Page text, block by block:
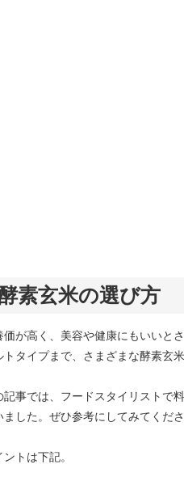
素玄米の選び方
価が高く、美容や健康にもいいと
トタイプまで、さまざまな酵素玄
記事では、フードスタイリストで
ました。ぜひ参考にしてみてくださ
ントは下記。